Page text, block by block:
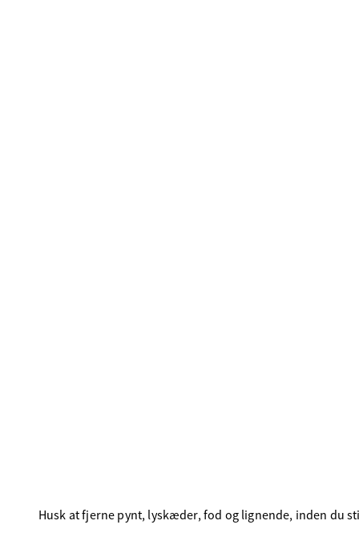
Husk at fjerne pynt, lyskæder, fod og lignende, inden du